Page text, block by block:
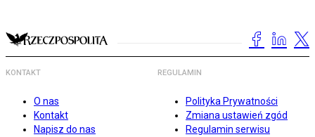
KONTAKT
O nas
Kontakt
Napisz do nas
REGULAMIN
Polityka Prywatności
Zmiana ustawień zgód
Regulamin serwisu